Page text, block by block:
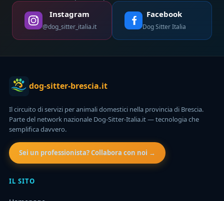
Instagram
@dog_sitter_italia.it
Facebook
Dog Sitter Italia
dog-sitter-brescia.it
Il circuito di servizi per animali domestici nella provincia di Brescia.
Parte del network nazionale Dog-Sitter-Italia.it — tecnologia che
semplifica davvero.
Sei un professionista? Collabora con noi →
IL SITO